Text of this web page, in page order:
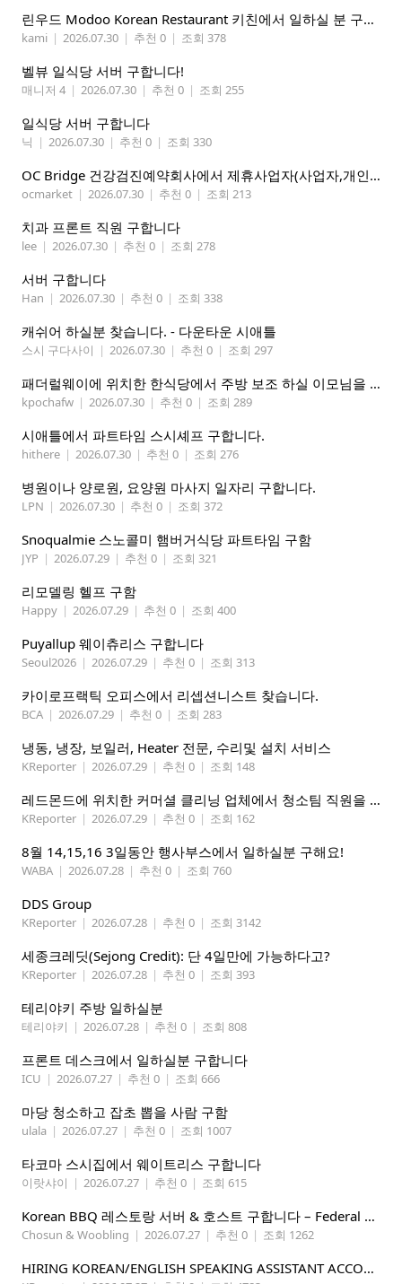
린우드 Modoo Korean Restaurant 키친에서 일하실 분 구합니다
kami | 2026.07.30 | 추천 0 | 조회 378
벨뷰 일식당 서버 구합니다!
매니저 4 | 2026.07.30 | 추천 0 | 조회 255
일식당 서버 구합니다
닉 | 2026.07.30 | 추천 0 | 조회 330
OC Bridge 건강검진예약회사에서 제휴사업자(사업자,개인)모집 (재택근무)
ocmarket | 2026.07.30 | 추천 0 | 조회 213
치과 프론트 직원 구합니다
lee | 2026.07.30 | 추천 0 | 조회 278
서버 구합니다
Han | 2026.07.30 | 추천 0 | 조회 338
캐쉬어 하실분 찾습니다. - 다운타운 시애틀
스시 구다사이 | 2026.07.30 | 추천 0 | 조회 297
패더럴웨이에 위치한 한식당에서 주방 보조 하실 이모님을 찾고 있습니다
kpochafw | 2026.07.30 | 추천 0 | 조회 289
시애틀에서 파트타임 스시셰프 구합니다.
hithere | 2026.07.30 | 추천 0 | 조회 276
병원이나 양로원, 요양원 마사지 일자리 구합니다.
LPN | 2026.07.30 | 추천 0 | 조회 372
Snoqualmie 스노콜미 햄버거식당 파트타임 구함
JYP | 2026.07.29 | 추천 0 | 조회 321
리모델링 헬프 구함
Happy | 2026.07.29 | 추천 0 | 조회 400
Puyallup 웨이츄리스 구합니다
Seoul2026 | 2026.07.29 | 추천 0 | 조회 313
카이로프랙틱 오피스에서 리셉션니스트 찾습니다.
BCA | 2026.07.29 | 추천 0 | 조회 283
냉동, 냉장, 보일러, Heater 전문, 수리및 설치 서비스
KReporter | 2026.07.29 | 추천 0 | 조회 148
레드몬드에 위치한 커머셜 클리닝 업체에서 청소팀 직원을 모집합니다.
KReporter | 2026.07.29 | 추천 0 | 조회 162
8월 14,15,16 3일동안 행사부스에서 일하실분 구해요!
WABA | 2026.07.28 | 추천 0 | 조회 760
DDS Group
KReporter | 2026.07.28 | 추천 0 | 조회 3142
세종크레딧(Sejong Credit): 단 4일만에 가능하다고?
KReporter | 2026.07.28 | 추천 0 | 조회 393
테리야키 주방 일하실분
테리야키 | 2026.07.28 | 추천 0 | 조회 808
프론트 데스크에서 일하실분 구합니다
ICU | 2026.07.27 | 추천 0 | 조회 666
마당 청소하고 잡초 뽑을 사람 구함
ulala | 2026.07.27 | 추천 0 | 조회 1007
타코마 스시집에서 웨이트리스 구합니다
이랏샤이 | 2026.07.27 | 추천 0 | 조회 615
Korean BBQ 레스토랑 서버 & 호스트 구합니다 – Federal Way & Tacoma $45-$60/hr (server), $21-23/hr (Host)
Chosun & Woobling | 2026.07.27 | 추천 0 | 조회 1262
HIRING KOREAN/ENGLISH SPEAKING ASSISTANT ACCOUNT MANAGER